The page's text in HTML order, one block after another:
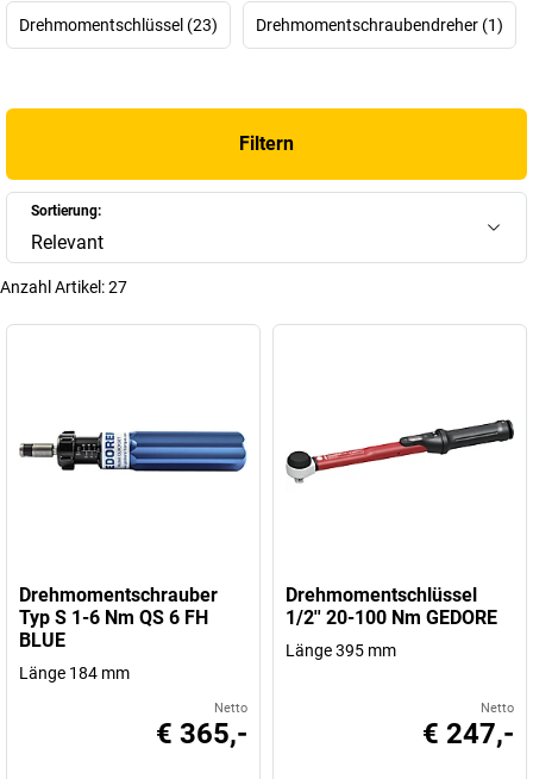
sich robuste Ausführungen mit Feineinstellung bis mehreren
Drehmomentschlüssel (23) Drehmomentschraubendreher (1)
Filtern
Sortierung:
Relevant
Anzahl Artikel:27
Drehmomentschrauber
Typ S 1-6 Nm QS 6 FH
BLUE
Länge 184 mm
Netto
€ 365,-
Drehmomentschlüssel
1/2'' 20-100 Nm GEDORE
Länge 395 mm
Netto
€ 247,-